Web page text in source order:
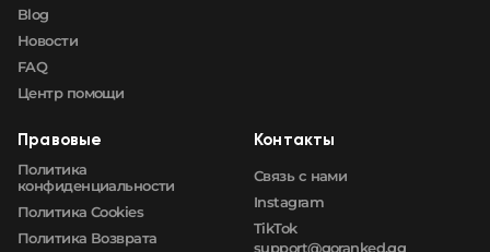
Blog
Новости
FAQ
Центр помощи
Правовые
Политика
конфиденциальности
Политика Cookies
Политика Возврата
Контакты
Связь с нами
Instagram
TikTok
support@goranked.gg